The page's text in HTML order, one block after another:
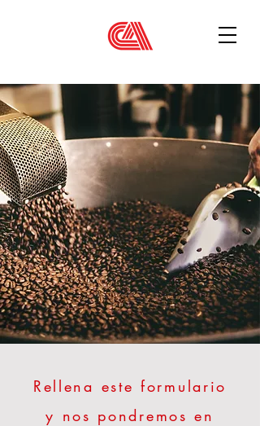
Rellena este formulario
y nos pondremos en